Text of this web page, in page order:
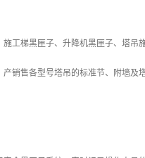
工梯黑匣子、升降机黑匣子、塔
销售各型号塔吊的标准节、附墙